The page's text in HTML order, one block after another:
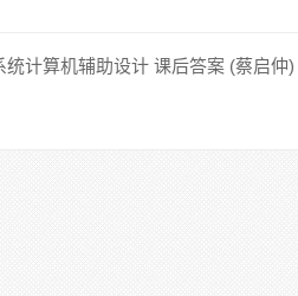
统计算机辅助设计 课后答案 (蔡启仲)